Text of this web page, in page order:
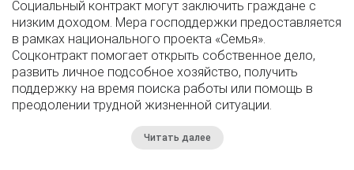
Социальный контракт могут заключить граждане с
низким доходом. Мера господдержки предоставляется
в рамках национального проекта «Семья».
Соцконтракт помогает открыть собственное дело,
развить личное подсобное хозяйство, получить
поддержку на время поиска работы или помощь в
преодолении трудной жизненной ситуации.
Читать далее